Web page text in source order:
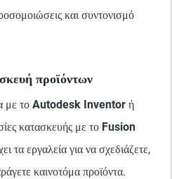
και συντονισμό
προϊόντων
με το Autodesk Inventor ή
κατασκευής με το Fusion
τα εργαλεία για να σχεδιάζετε,
καινοτόμα προϊόντα.